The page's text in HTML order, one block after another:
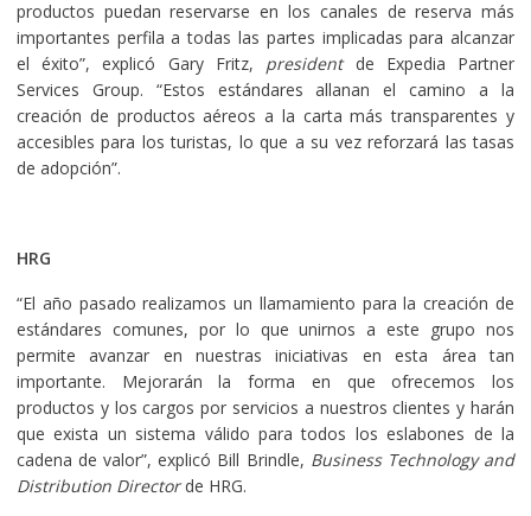
productos puedan reservarse en los canales de reserva más
importantes perfila a todas las partes implicadas para alcanzar
el éxito”, explicó Gary Fritz, presidentde Expedia Partner
Services Group. “Estos estándares allanan el camino a la
creación de productos aéreos a la carta más transparentes y
accesibles para los turistas, lo que a su vez reforzará las tasas
de adopción”.
HRG
“El año pasado realizamos un llamamiento para la creación de
estándares comunes, por lo que unirnos a este grupo nos
permite avanzar en nuestras iniciativas en esta área tan
importante. Mejorarán la forma en que ofrecemos los
productos y los cargos por servicios a nuestros clientes y harán
que exista un sistema válido para todos los eslabones de la
cadena de valor”, explicó Bill Brindle, Business Technology and
Distribution Directorde HRG.